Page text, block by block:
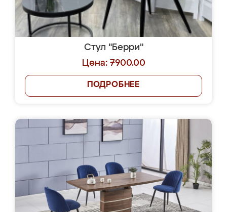
Стул "Берри"
Цена: 7900.00
ПОДРОБНЕЕ